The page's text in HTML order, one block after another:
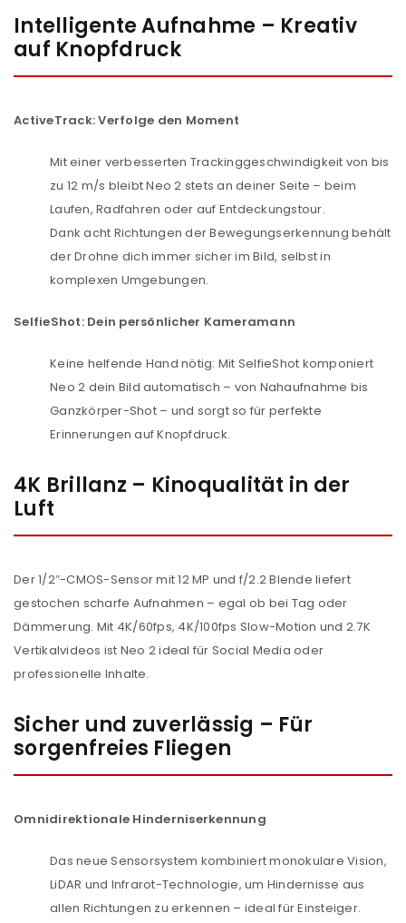
Intelligente Aufnahme – Kreativ
auf Knopfdruck
ActiveTrack: Verfolge den Moment
Mit einer verbesserten Trackinggeschwindigkeit von bis
zu 12 m/s bleibt Neo 2 stets an deiner Seite – beim
Laufen, Radfahren oder auf Entdeckungstour.
Dank acht Richtungen der Bewegungserkennung behält
der Drohne dich immer sicher im Bild, selbst in
komplexen Umgebungen.
SelfieShot: Dein persönlicher Kameramann
Keine helfende Hand nötig: Mit SelfieShot komponiert
Neo 2 dein Bild automatisch – von Nahaufnahme bis
Ganzkörper-Shot – und sorgt so für perfekte
Erinnerungen auf Knopfdruck.
4K Brillanz – Kinoqualität in der
Luft
Der 1/2″-CMOS-Sensor mit 12 MP und f/2.2 Blende liefert
gestochen scharfe Aufnahmen – egal ob bei Tag oder
Dämmerung. Mit 4K/60fps, 4K/100fps Slow-Motion und 2.7K
Vertikalvideos ist Neo 2 ideal für Social Media oder
professionelle Inhalte.
Sicher und zuverlässig – Für
sorgenfreies Fliegen
Omnidirektionale Hinderniserkennung
Das neue Sensorsystem kombiniert monokulare Vision,
LiDAR und Infrarot-Technologie, um Hindernisse aus
allen Richtungen zu erkennen – ideal für Einsteiger.